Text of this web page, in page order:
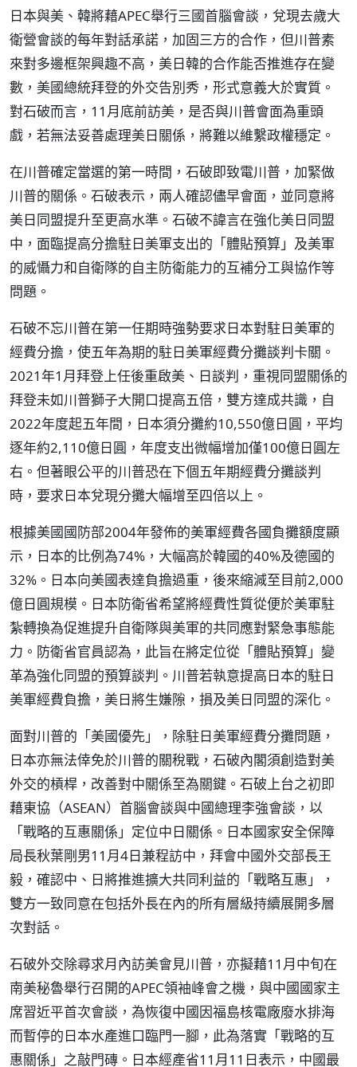
日本與美、韓將藉APEC舉行三國首腦會談，兌現去歲大
衛營會談的每年對話承諾，加固三方的合作，但川普素
來對多邊框架興趣不高，美日韓的合作能否推進存在變
數，美國總統拜登的外交告別秀，形式意義大於實質。
對石破而言，11月底前訪美，是否與川普會面為重頭
戲，若無法妥善處理美日關係，將難以維繫政權穩定。
在川普確定當選的第一時間，石破即致電川普，加緊做
川普的關係。石破表示，兩人確認儘早會面，並同意將
美日同盟提升至更高水準。石破不諱言在強化美日同盟
中，面臨提高分擔駐日美軍支出的「體貼預算」及美軍
的威懾力和自衛隊的自主防衛能力的互補分工與協作等
問題。
石破不忘川普在第一任期時強勢要求日本對駐日美軍的
經費分擔，使五年為期的駐日美軍經費分攤談判卡關。
2021年1月拜登上任後重啟美、日談判，重視同盟關係的
拜登未如川普獅子大開口提高五倍，雙方達成共識，自
2022年度起五年間，日本須分攤約10,550億日圓，平均
逐年約2,110億日圓，年度支出微幅增加僅100億日圓左
右。但著眼公平的川普恐在下個五年期經費分攤談判
時，要求日本兌現分攤大幅增至四倍以上。
根據美國國防部2004年發佈的美軍經費各國負攤額度顯
示，日本的比例為74%，大幅高於韓國的40%及德國的
32%。日本向美國表達負擔過重，後來縮減至目前2,000
億日圓規模。日本防衛省希望將經費性質從便於美軍駐
紮轉換為促進提升自衛隊與美軍的共同應對緊急事態能
力。防衛省官員認為，此旨在將定位從「體貼預算」變
革為強化同盟的預算談判。川普若執意提高日本的駐日
美軍經費負擔，美日將生嫌隙，損及美日同盟的深化。
面對川普的「美國優先」，除駐日美軍經費分攤問題，
日本亦無法倖免於川普的關稅戰，石破內閣須創造對美
外交的槓桿，改善對中關係至為關鍵。石破上台之初即
藉東協（ASEAN）首腦會談與中國總理李強會談，以
「戰略的互惠關係」定位中日關係。日本國家安全保障
局長秋葉剛男11月4日兼程訪中，拜會中國外交部長王
毅，確認中、日將推進擴大共同利益的「戰略互惠」，
雙方一致同意在包括外長在內的所有層級持續展開多層
次對話。
石破外交除尋求月內訪美會見川普，亦擬藉11月中旬在
南美秘魯舉行召開的APEC領袖峰會之機，與中國國家主
席習近平首次會談，為恢復中國因福島核電廠廢水排海
而暫停的日本水產進口臨門一腳，此為落實「戰略的互
惠關係」之敲門磚。日本經產省11月11日表示，中國最